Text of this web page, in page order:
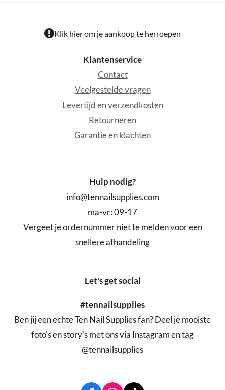
Klik hier om je aankoop te herroepen
Klantenservice
Contact
Veelgestelde vragen
Levertijd en verzendkosten
Retourneren
Garantie en klachten
Hulp nodig?
info@tennailsupplies.com
ma-vr: 09-17
Vergeet je ordernummer niet te melden voor een
snellere afhandeling
Let's get social
#tennailsupplies
Ben jij een echte Ten Nail Supplies fan? Deel je mooiste
foto's en story's met ons via Instagram en tag
@tennailsupplies